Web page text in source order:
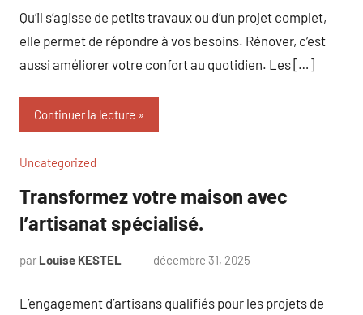
Qu’il s’agisse de petits travaux ou d’un projet complet,
elle permet de répondre à vos besoins. Rénover, c’est
aussi améliorer votre confort au quotidien. Les […]
Continuer la lecture
Uncategorized
Transformez votre maison avec
l’artisanat spécialisé.
par Louise KESTEL décembre 31, 2025
L’engagement d’artisans qualifiés pour les projets de